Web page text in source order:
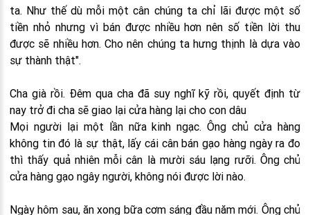
ta. Như thế dù mỗi một cân chúng ta chỉ lãi được một số
tiền nhỏ nhưng vì bán được nhiều hơn nên số tiền lời thu
được sẽ nhiều hơn. Cho nên chúng ta hưng thịnh là dựa vào
sự thành thật".
Cha già rồi. Đêm qua cha đã suy nghĩ kỹ rồi, quyết định từ
nay trở đi cha sẽ giao lại cửa hàng lại cho con dâu
Mọi người lại một lần nữa kinh ngạc. Ông chủ cửa hàng
không tin đó là sự thật, lấy cái cân bán gạo hàng ngày ra đo
thì thấy quả nhiên mỗi cân là mười sáu lạng rưỡi. Ông chủ
cửa hàng gạo ngây người, không nói được lời nào.
Ngày hôm sau, ăn xong bữa cơm sáng đầu năm mới. Ông chủ